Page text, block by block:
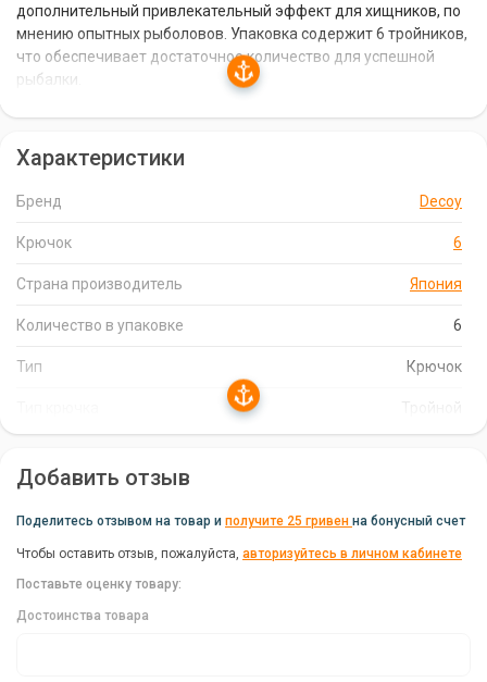
дополнительный привлекательный эффект для хищников, по
мнению опытных рыболовов. Упаковка содержит 6 тройников,
что обеспечивает достаточное количество для успешной
рыбалки.
внутрь.
Подходят для оснащения всех типов приманок при ловле
Красное покрытие создает дополнительный
привлекательный эффект для хищников.
Преимущества Тройников Decoy Y-F33R #6
Острые и прочные крючки.
Надежная фиксация приманки.
Универсальность применения.
Характеристики Тройников Decoy Y-F33R #6
Характеристики
Бренд Decoy
Крючок 6
Страна производитель Япония
Количество в упаковке 6
Тип Крючок
Добавить отзыв
Поделитесь отзывом на товар и получите 25 гривен на бонусный счет
Чтобы оставить отзыв, пожалуйста, авторизуйтесь в личном кабинете
Поставьте оценку товару:
Достоинства товара